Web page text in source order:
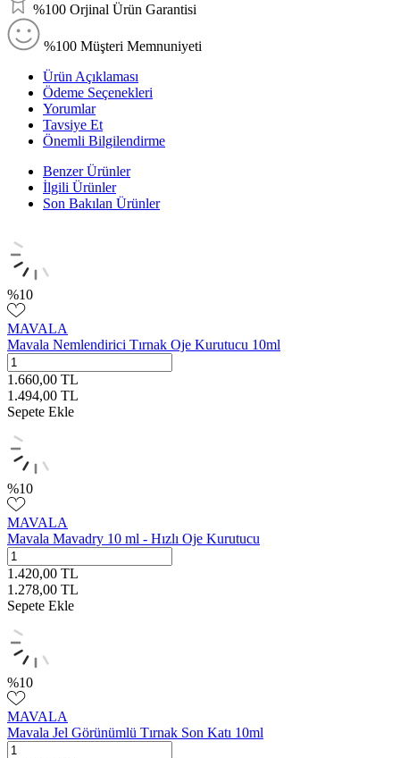
%100 Orjinal Ürün Garantisi
%100 Müşteri Memnuniyeti
Ürün Açıklaması
Ödeme Seçenekleri
Yorumlar
Tavsiye Et
Önemli Bilgilendirme
Benzer Ürünler
İlgili Ürünler
Son Bakılan Ürünler
%10
MAVALA
Mavala Nemlendirici Tırnak Oje Kurutucu 10ml
1.660,00 TL
1.494,00 TL
Sepete Ekle
%10
MAVALA
Mavala Mavadry 10 ml - Hızlı Oje Kurutucu
1.420,00 TL
1.278,00 TL
Sepete Ekle
%10
MAVALA
Mavala Jel Görünümlü Tırnak Son Katı 10ml